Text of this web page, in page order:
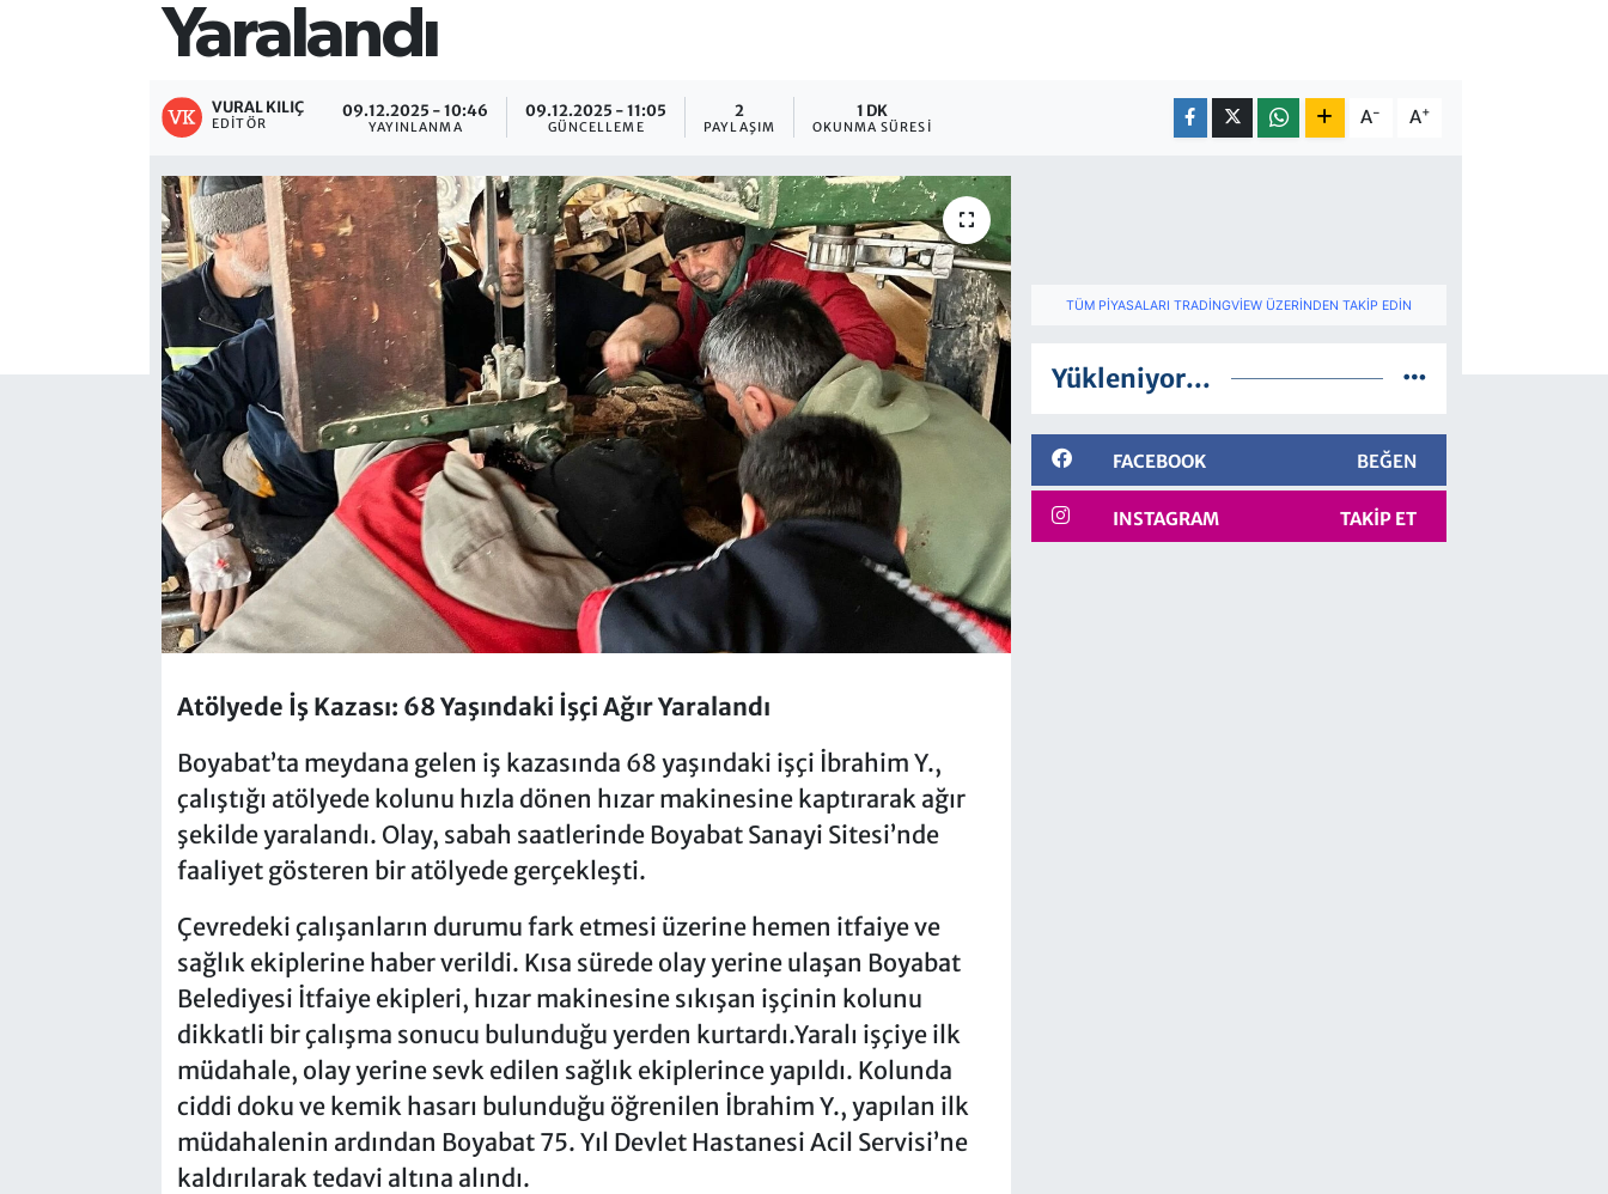
Yaralandı
VURAL KILIÇ
EDITÖR
09.12.2025 - 10:46
YAYINLANMA
09.12.2025 - 11:05
GÜNCELLEME
2
PAYLAŞIM
1 DK
OKUNMA SÜRESI A- A+
Atölyede İş Kazası: 68 Yaşındaki İşçi Ağır Yaralandı
Boyabat’ta meydana gelen iş kazasında 68 yaşındaki işçi İbrahim Y.,
çalıştığı atölyede kolunu hızla dönen hızar makinesine kaptırarak ağır
şekilde yaralandı. Olay, sabah saatlerinde Boyabat Sanayi Sitesi’nde
faaliyet gösteren bir atölyede gerçekleşti.
Çevredeki çalışanların durumu fark etmesi üzerine hemen itfaiye ve
sağlık ekiplerine haber verildi. Kısa sürede olay yerine ulaşan Boyabat
Belediyesi İtfaiye ekipleri, hızar makinesine sıkışan işçinin kolunu
dikkatli bir çalışma sonucu bulunduğu yerden kurtardı.Yaralı işçiye ilk
müdahale, olay yerine sevk edilen sağlık ekiplerince yapıldı. Kolunda
ciddi doku ve kemik hasarı bulunduğu öğrenilen İbrahim Y., yapılan ilk
müdahalenin ardından Boyabat 75. Yıl Devlet Hastanesi Acil Servisi’ne
kaldırılarak tedavi altına alındı.
TÜM PIYASALARI TRADINGVIEW ÜZERINDEN TAKIP EDIN
Yükleniyor...
FACEBOOK BEĞEN
INSTAGRAM TAKIP ET